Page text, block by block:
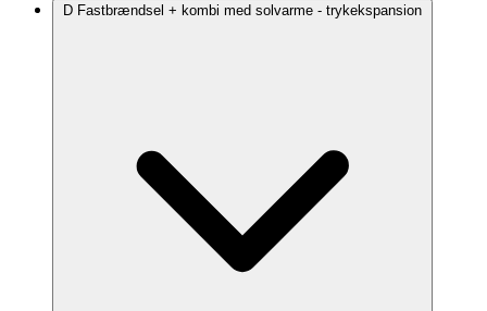
D Fastbrændsel + kombi med solvarme - trykekspansion